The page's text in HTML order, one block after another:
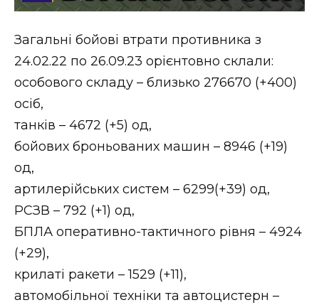
Стиль життя
Втрачений Ужгород
Втрачений Ужгород (відеоверсія)
ЗАКАРПАТСЬКІ НОВИНИ
НОВИНИ ЗАХІДНОЇ УКРАЇНИ
ФОТО
Загальні бойові втрати противника з
24.02.22 по 26.09.23 орієнтовно склали:
особового складу – близько 276670 (+400)
осіб,
танків – 4672 (+5) од,
бойових броньованих машин – 8946 (+19)
од,
артилерійських систем – 6299(+39) од,
РСЗВ – 792 (+1) од,
БПЛА оперативно-тактичного рівня – 4924
(+29),
крилаті ракети – 1529 (+11),
автомобільної техніки та автоцистерн –